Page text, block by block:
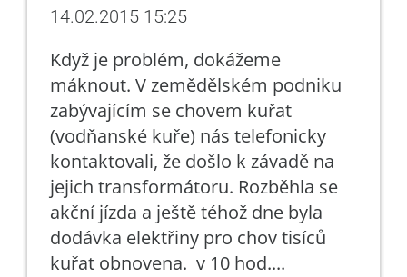
14.02.2015 15:25
Když je problém, dokážeme
máknout. V zemědělském podniku
zabývajícím se chovem kuřat
(vodňanské kuře) nás telefonicky
kontaktovali, že došlo k závadě na
jejich transformátoru. Rozběhla se
akční jízda a ještě téhož dne byla
dodávka elektřiny pro chov tisíců
kuřat obnovena. v 10 hod....